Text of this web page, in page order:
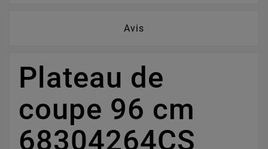
Avis
Plateau de
coupe 96 cm
68304264CS